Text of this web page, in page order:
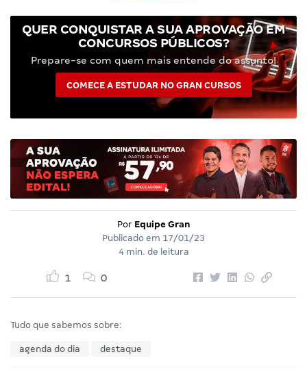
QUER CONQUISTAR A SUA APROVAÇÃO EM
CONCURSOS PÚBLICOS?
Prepare-se com quem mais entende do assunto!
COMECE A ESTUDAR NO GRAN CURSOS
Por Equipe Gran
Publicado em 17/01/23
4 min. de leitura
1 0
Tudo que sabemos sobre:
agenda do dia destaque